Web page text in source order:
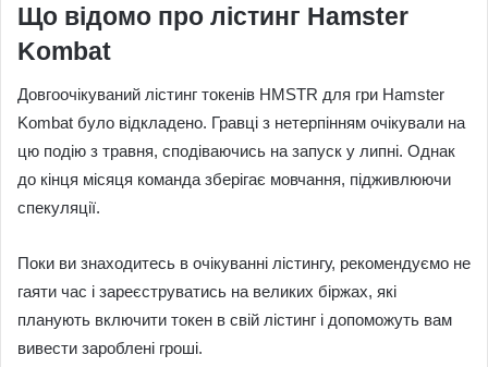
Що відомо про лістинг Hamster
Kombat
Довгоочікуваний лістинг токенів HMSTR для гри Hamster
Kombat було відкладено. Гравці з нетерпінням очікували на
цю подію з травня, сподіваючись на запуск у липні. Однак
до кінця місяця команда зберігає мовчання, підживлюючи
спекуляції.
Поки ви знаходитесь в очікуванні лістингу, рекомендуємо не
гаяти час і зареєструватись на великих біржах, які
планують включити токен в свій лістинг і допоможуть вам
вивести зароблені гроші.